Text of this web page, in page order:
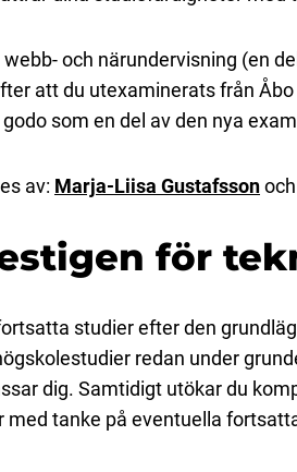
och närundervisning (en
att du utexaminerats från
som en del av den nya
av: Marja-Liisa Gustafssonoch
för
studier efter den
redan under
dig. Samtidigt utökar du
tanke på eventuella